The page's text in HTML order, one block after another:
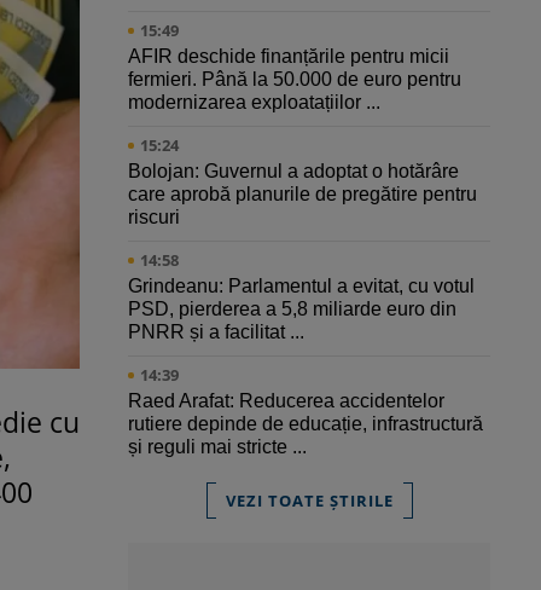
cu
15:49
AFIR deschide finanțările pentru micii
fermieri. Până la 50.000 de euro pentru
modernizarea exploatațiilor ...
15:24
Bolojan: Guvernul a adoptat o hotărâre
care aprobă planurile de pregătire pentru
riscuri
14:58
Grindeanu: Parlamentul a evitat, cu votul
PSD, pierderea a 5,8 miliarde euro din
PNRR și a facilitat ...
14:39
Raed Arafat: Reducerea accidentelor
rutiere depinde de educație, infrastructură
și reguli mai stricte ...
VEZI TOATE ȘTIRILE